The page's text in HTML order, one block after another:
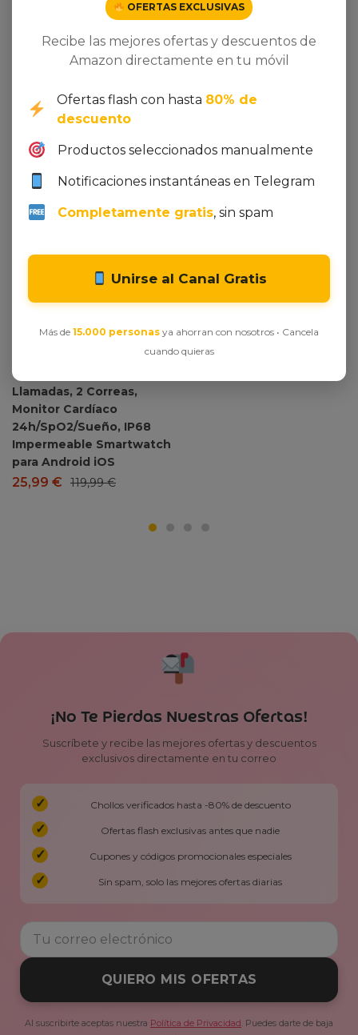
Ver oferta en Amazon
IOWODO Reloj
Mujer, Smartwatch
Hombre con Linterna,
1.91″ Reloj Deporte con
Llamadas, 2 Correas,
Monitor Cardíaco
24h/SpO2/Sueño, IP68
Impermeable Smartwatch
para Android iOS
25,99 € 119,99€
Tommy Hilfiger Hombre
Cartera Johnson Mini
Pequeña
49,90 €
¡No Te Pierdas Nuestras Ofertas!
Suscríbete y recibe las mejores ofertas y descuentos
exclusivos directamente en tu correo
Chollos verificados hasta -80% de descuento
Ofertas flash exclusivas antes que nadie
Cupones y códigos promocionales especiales
Sin spam, solo las mejores ofertas diarias
QUIERO MIS OFERTAS
Al suscribirte aceptas nuestra Política de Privacidad. Puedes darte de baja
OFERTAS EXCLUSIVAS
Recibe las mejores ofertas y descuentos de
Amazon directamente en tu móvil
Ofertas flash con hasta 80% de
descuento
Productos seleccionados manualmente
Notificaciones instantáneas en Telegram
Completamente gratis, sin spam
Unirse al Canal Gratis
Más de 15.000 personas ya ahorran con nosotros • Cancela
cuando quieras